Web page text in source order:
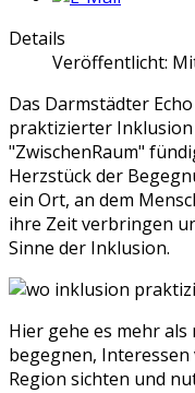
Details
Veröffentlicht:
Das Darmstädter
praktizierter Inklusion
"ZwischenRaum"
Herzstück der
ein Ort, an dem
ihre Zeit verbringen
Sinne der Inklusion.
Hier gehe es mehr
begegnen,
Region sichten und